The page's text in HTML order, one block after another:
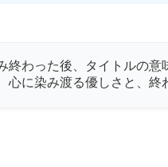
終わった後、タイトルの意
心に染み渡る優しさと、